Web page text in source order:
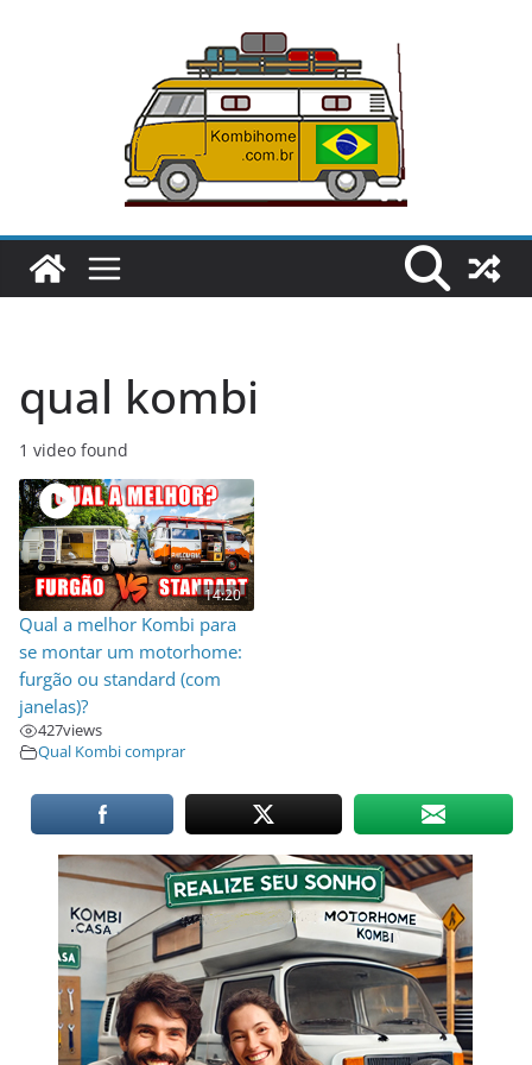
qual kombi
1 video found
14:20
Qual a melhor Kombi para
se montar um motorhome:
furgão ou standard (com
janelas)?
427views
Qual Kombi comprar